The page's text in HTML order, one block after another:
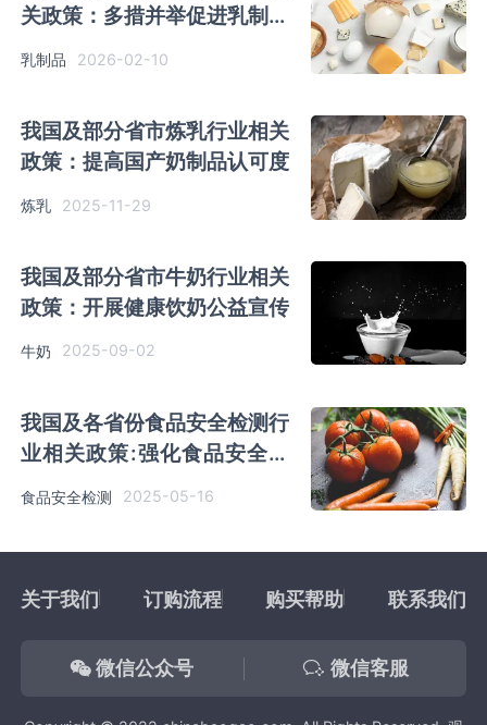
关政策：多措并举促进乳制品
消费
乳制品 2026-02-10
我国及部分省市炼乳行业相关
政策：提高国产奶制品认可度
炼乳 2025-11-29
我国及部分省市牛奶行业相关
政策：开展健康饮奶公益宣传
牛奶 2025-09-02
我国及各省份食品安全检测行
业相关政策:强化食品安全质
食品安全检测 2025-05-16
关于我们 订购流程 购买帮助 联系我们
微信公众号 微信客服